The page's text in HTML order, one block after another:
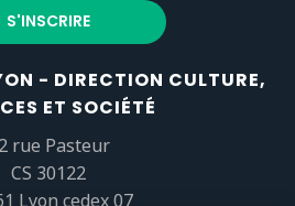
- DIRECTION CULTURE,
ET SOCIÉTÉ
rue Pasteur
CS 30122
Lyon cedex 07